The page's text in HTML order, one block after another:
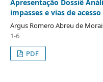
Apresentação Dossiê
impasses e vias de acesso
Argus Romero Abreu de
1-6
PDF